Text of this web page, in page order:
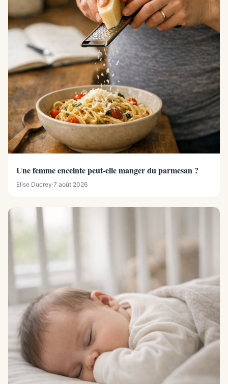
Une femme enceinte peut-elle manger du parmesan ?
Elise Ducrey·7 août 2026